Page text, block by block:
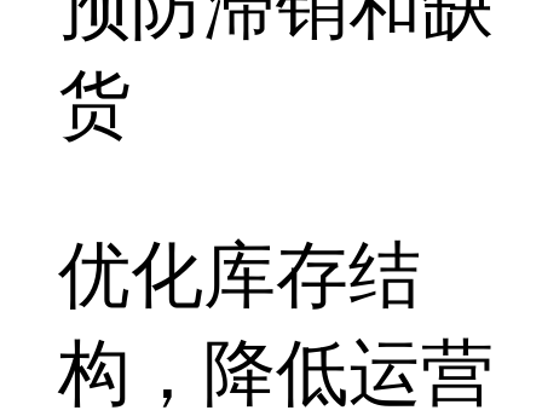
货
优化库存结
构，降低运营